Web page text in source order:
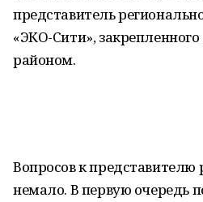
представитель
«ЭКО-Сити»,
районом.
Вопросов к представителю
немало. В первую очередь